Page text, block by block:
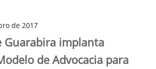
de 2017
Guarabira implanta
de Advocacia para